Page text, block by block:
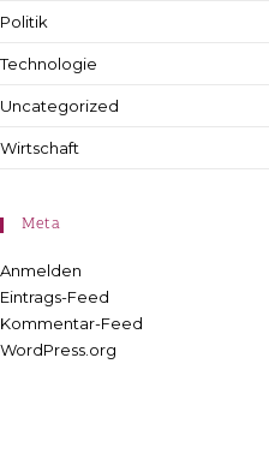
Politik
Technologie
Uncategorized
Wirtschaft
Meta
Anmelden
Eintrags-Feed
Kommentar-Feed
WordPress.org